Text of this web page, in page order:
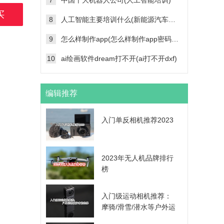
8
9
10 ai绘画软件dream打不开(ai打不开dxf)
编辑推荐
入门单反相机推荐2023
2023年无人机品牌排行
榜
入门级运动相机推荐：
摩骑/滑雪/潜水等户外运